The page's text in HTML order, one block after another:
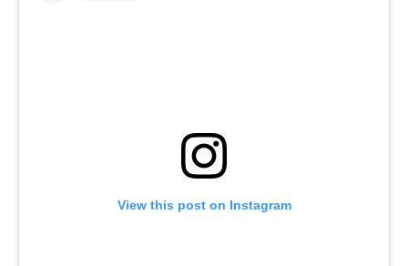
View this post on Instagram